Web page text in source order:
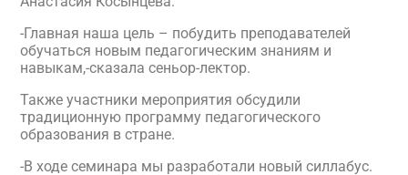
-Главная наша цель – побудить преподавателей
обучаться новым педагогическим знаниям и
навыкам,-сказала сеньор-лектор.
Также участники мероприятия обсудили
традиционную программу педагогического
образования в стране.
-В ходе семинара мы разработали новый силлабус.